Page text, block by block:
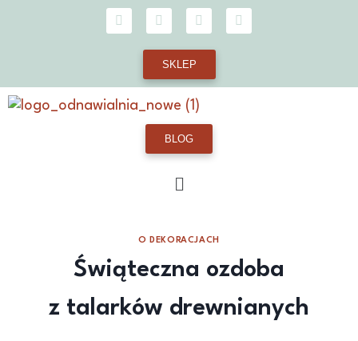
SKLEP
BLOG
O DEKORACJACH
Świąteczna ozdoba
z talarków drewnianych